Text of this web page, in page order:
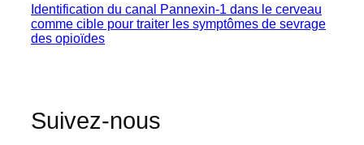
Identification du canal Pannexin-1 dans le cerveau
comme cible pour traiter les symptômes de sevrage
des opioïdes
Suivez-nous